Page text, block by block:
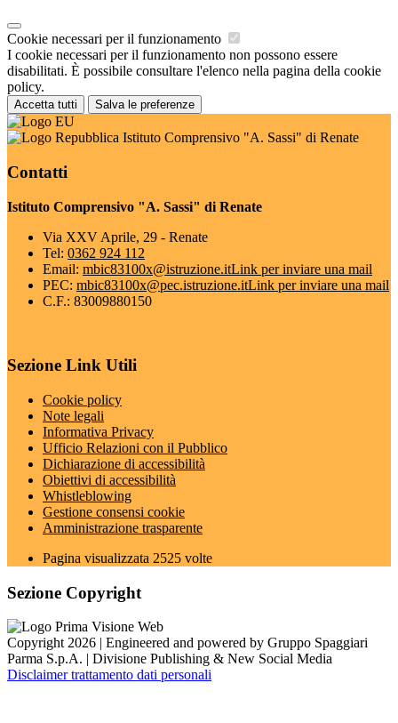
Cookie necessari per il funzionamento
I cookie necessari per il funzionamento non possono essere
disabilitati. È possibile consultare l'elenco nella pagina della cookie
policy.
Accetta tutti Salva le preferenze
Istituto Comprensivo "A. Sassi" di Renate
Contatti
Istituto Comprensivo "A. Sassi" di Renate
Via XXV Aprile, 29 - Renate
Tel: 0362 924 112
Email: mbic83100x@istruzione.itLink per inviare una mail
PEC: mbic83100x@pec.istruzione.itLink per inviare una mail
C.F.: 83009880150
Sezione Link Utili
Cookie policy
Note legali
Informativa Privacy
Ufficio Relazioni con il Pubblico
Dichiarazione di accessibilità
Obiettivi di accessibilità
Whistleblowing
Gestione consensi cookie
Amministrazione trasparente
Pagina visualizzata 2525 volte
Sezione Copyright
Copyright 2026 | Engineered and powered by Gruppo Spaggiari
Parma S.p.A. | Divisione Publishing & New Social Media
Disclaimer trattamento dati personali